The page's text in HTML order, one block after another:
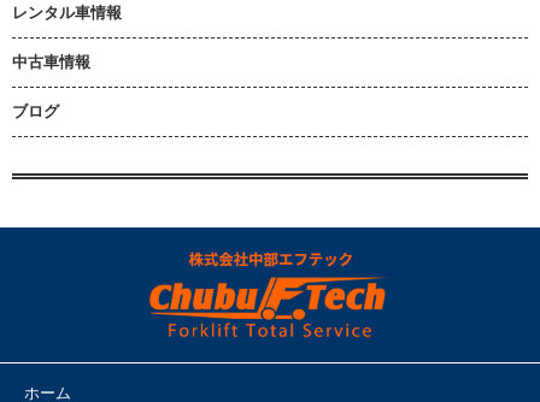
レンタル車情報
中古車情報
ブログ
ホーム